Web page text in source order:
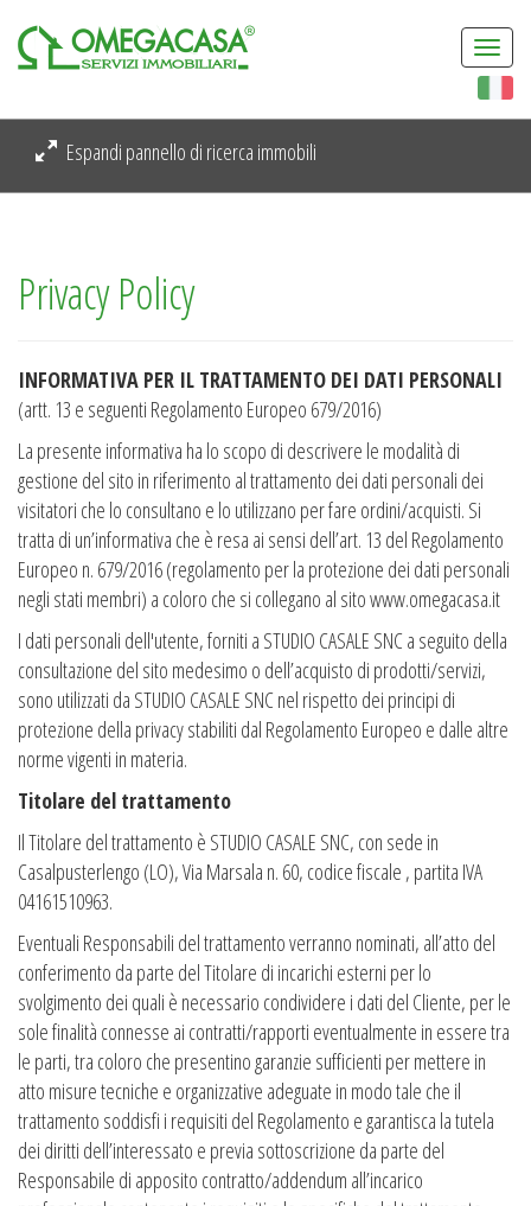
Espandi pannello di ricerca immobili
Privacy Policy
INFORMATIVA PER IL TRATTAMENTO DEI DATI PERSONALI
(artt. 13 e seguenti Regolamento Europeo 679/2016)
La presente informativa ha lo scopo di descrivere le modalità di
gestione del sito in riferimento al trattamento dei dati personali dei
visitatori che lo consultano e lo utilizzano per fare ordini/acquisti. Si
tratta di un’informativa che è resa ai sensi dell’art. 13 del Regolamento
Europeo n. 679/2016 (regolamento per la protezione dei dati personali
negli stati membri) a coloro che si collegano al sito www.omegacasa.it
I dati personali dell'utente, forniti a STUDIO CASALE SNC a seguito della
consultazione del sito medesimo o dell’acquisto di prodotti/servizi,
sono utilizzati da STUDIO CASALE SNC nel rispetto dei principi di
protezione della privacy stabiliti dal Regolamento Europeo e dalle altre
norme vigenti in materia.
Titolare del trattamento
Il Titolare del trattamento è STUDIO CASALE SNC, con sede in
Casalpusterlengo (LO), Via Marsala n. 60, codice fiscale , partita IVA
04161510963.
Eventuali Responsabili del trattamento verranno nominati, all’atto del
conferimento da parte del Titolare di incarichi esterni per lo
svolgimento dei quali è necessario condividere i dati del Cliente, per le
sole finalità connesse ai contratti/rapporti eventualmente in essere tra
le parti, tra coloro che presentino garanzie sufficienti per mettere in
atto misure tecniche e organizzative adeguate in modo tale che il
trattamento soddisfi i requisiti del Regolamento e garantisca la tutela
dei diritti dell’interessato e previa sottoscrizione da parte del
Responsabile di apposito contratto/addendum all’incarico